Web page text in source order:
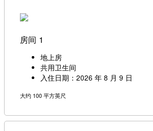
房间 1
地上房
共用卫生间
入住日期：2026 年 8 月 9 日
大约 100 平方英尺